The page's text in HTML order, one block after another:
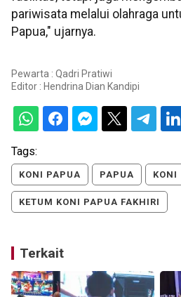
pariwisata melalui olahraga
Papua," ujarnya.
Pewarta : Qadri Pratiwi
Editor : Hendrina Dian Kandipi
Tags:
KONI PAPUA PAPUA KONI
KETUM KONI PAPUA FAKHIRI
Terkait